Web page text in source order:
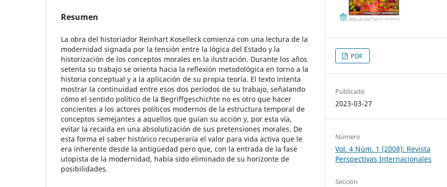
Resumen
La obra del historiador Reinhart Koselleck comienza con una lectura de la
modernidad signada por la tensión entre la lógica del Estado y la
historización de los conceptos morales en la ilustración. Durante los años
setenta su trabajo se orienta hacia la reflexión metodológica en torno a la
historia conceptual y a la aplicación de su propia teoría. El texto intenta
mostrar la continuidad entre esos dos períodos de su trabajo, señalando
cómo el sentido político de la Begriffgeschichte no es otro que hacer
concientes a los actores políticos modernos de la estructura temporal de
conceptos semejantes a aquellos que guían su acción y, por esta vía,
evitar la recaída en una absolutización de sus pretensiones morales. De
esta forma el saber histórico recuperaría el valor para vida activa que le
era inherente desde la antigüedad pero que, con la entrada de la fase
utopista de la modernidad, había sido eliminado de su horizonte de
posibilidades.
PDF
Publicado
2023-03-27
Número
Vol. 4 Núm. 1 (2008): Revista
Perspectivas Internacionales
Sección